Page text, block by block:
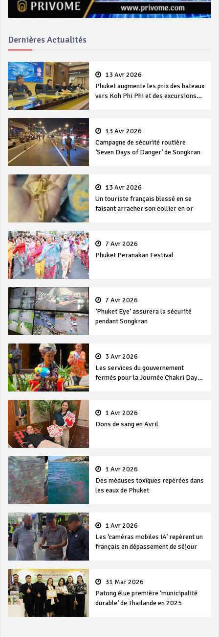
Dernières Actualités
13 Avr 2026
Phuket augmente les prix des bateaux
vers Koh Phi Phi et des excursions
13 Avr 2026
Campagne de sécurité routière
‘Seven Days of Danger’ de Songkran
13 Avr 2026
Un touriste français blessé en se
faisant arracher son collier en or
7 Avr 2026
Phuket Peranakan Festival
7 Avr 2026
‘Phuket Eye’ assurera la sécurité
pendant Songkran
3 Avr 2026
Les services du gouvernement
fermés pour la Journée Chakri Day
1 Avr 2026
Dons de sang en Avril
1 Avr 2026
Des méduses toxiques repérées dans
les eaux de Phuket
1 Avr 2026
Les ‘caméras mobiles IA’ repèrent un
français en dépassement de séjour
31 Mar 2026
Patong élue première ‘municipalité
durable’ de Thaïlande en 2025